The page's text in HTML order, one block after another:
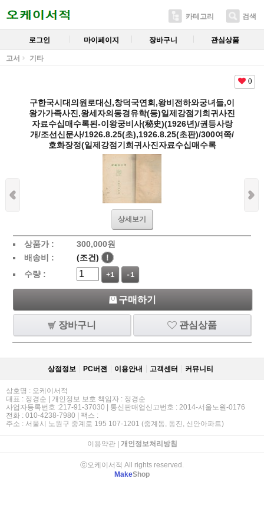
카테고리 검색
로그인 마이페이지 장바구니 관심상품
고서 기타
0
구한국시대의원로대신,창덕국연회,왕비전하와궁녀들,이
왕가가족사진,왕세자의동경유학(등)일제강점기희귀사진
자료수십매수록된-이왕궁비사(秘史)(1926년)/권등사랑
개/조선신문사/1926.8.25(초),1926.8.25(초판)/300여쪽/
호화장정(일제강점기희귀사진자료수십매수록
상세보기
상품가 : 300,000원
배송비 :
(조건)
!
수량 :
+1 -1
구매하기
장바구니 관심상품
상점정보 PC버젼 이용안내 고객센터 커뮤니티
상호명 : 오케이서적
대표 : 정경순 | 개인정보 보호 책임자 : 정경순
사업자등록번호 :217-91-37030 | 통신판매업신고번호 : 2014-서울노원-0176
전화 : 010-4238-7980 | 팩스 :
주소 : 서울시 노원구 중계로 195 107-1201 (중계동, 동진, 신안아파트)
이용약관| 개인정보처리방침
ⓒ오케이서적 All rights reserved.
MakeShop